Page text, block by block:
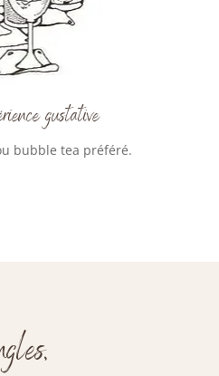
gustative
bubble tea préféré.